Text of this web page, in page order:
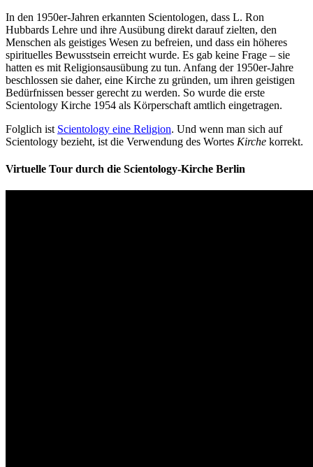
In den 1950er-Jahren erkannten Scientologen, dass L. Ron
Hubbards Lehre und ihre Ausübung direkt darauf zielten, den
Menschen als geistiges Wesen zu befreien, und dass ein höheres
spirituelles Bewusstsein erreicht wurde. Es gab keine Frage – sie
hatten es mit Religionsausübung zu tun. Anfang der 1950er-Jahre
beschlossen sie daher, eine Kirche zu gründen, um ihren geistigen
Bedürfnissen besser gerecht zu werden. So wurde die erste
Scientology Kirche 1954 als Körperschaft amtlich eingetragen.
Folglich ist Scientology eine Religion. Und wenn man sich auf
Scientology bezieht, ist die Verwendung des Wortes Kirche korrekt.
Virtuelle Tour durch die Scientology-Kirche Berlin